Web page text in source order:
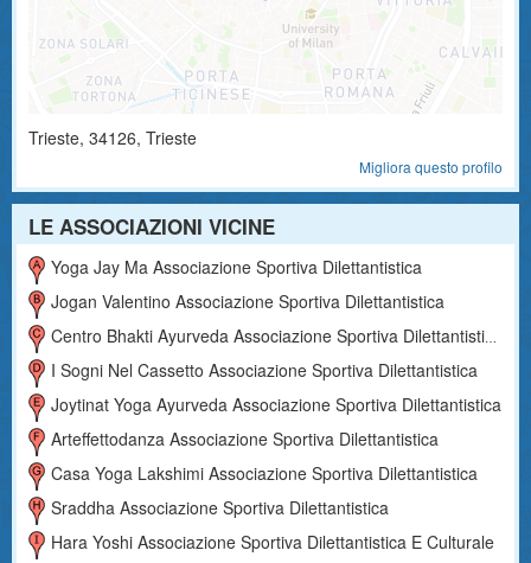
Trieste, 34126, Trieste
Migliora questo profilo
LE ASSOCIAZIONI VICINE
Yoga Jay Ma Associazione Sportiva Dilettantistica
Jogan Valentino Associazione Sportiva Dilettantistica
Centro Bhakti Ayurveda Associazione Sportiva Dilettantistica
I Sogni Nel Cassetto Associazione Sportiva Dilettantistica
Joytinat Yoga Ayurveda Associazione Sportiva Dilettantistica
Arteffettodanza Associazione Sportiva Dilettantistica
Casa Yoga Lakshimi Associazione Sportiva Dilettantistica
Sraddha Associazione Sportiva Dilettantistica
Hara Yoshi Associazione Sportiva Dilettantistica E Culturale